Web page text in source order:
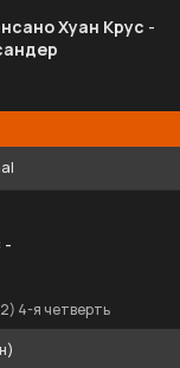
Хуан Крус -
-
4-я четверть